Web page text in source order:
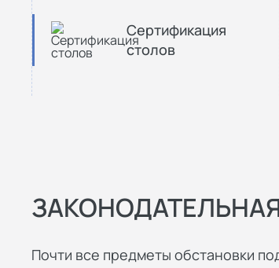
Сертификация
столов
Почти все предметы обстановки